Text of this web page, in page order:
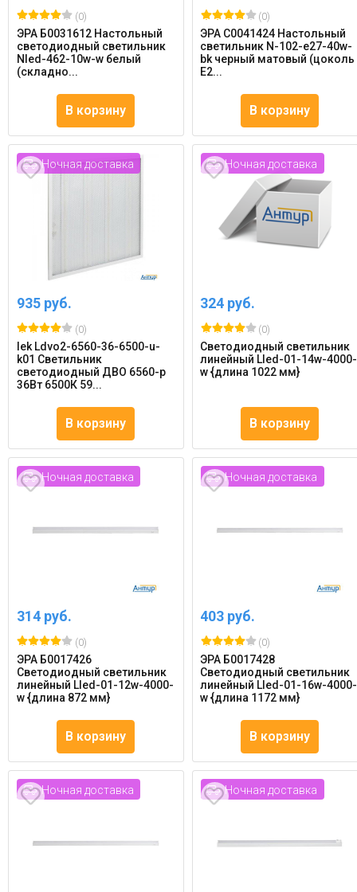
(0)
ЭРА Б0031612 Настольный
светодиодный светильник
Nled-462-10w-w белый
(складно...
В корзину
(0)
ЭРА C0041424 Настольный
светильник N-102-e27-40w-
bk черный матовый (цоколь
E2...
В корзину
Ночная доставка
935 руб.
(0)
Iek Ldvo2-6560-36-6500-u-
k01 Светильник
светодиодный ДВО 6560-p
36Вт 6500К 59...
В корзину
Ночная доставка
324 руб.
(0)
Светодиодный светильник
линейный Lled-01-14w-4000-
w {длина 1022 мм}
В корзину
Ночная доставка
314 руб.
(0)
ЭРА Б0017426
Светодиодный светильник
линейный Lled-01-12w-4000-
w {длина 872 мм}
В корзину
Ночная доставка
403 руб.
(0)
ЭРА Б0017428
Светодиодный светильник
линейный Lled-01-16w-4000-
w {длина 1172 мм}
В корзину
Ночная доставка Ночная доставка